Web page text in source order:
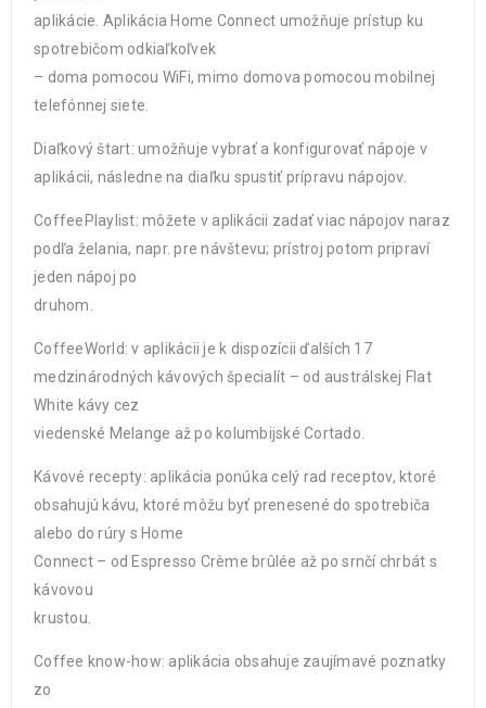
aplikácie. Aplikácia Home Connect umožňuje prístup ku
spotrebičom odkiaľkoľvek
– doma pomocou WiFi, mimo domova pomocou mobilnej
telefónnej siete.
Diaľkový štart: umožňuje vybrať a konfigurovať nápoje v
aplikácii, následne na diaľku spustiť prípravu nápojov.
CoffeePlaylist: môžete v aplikácii zadať viac nápojov naraz
podľa želania, napr. pre návštevu; prístroj potom pripraví
jeden nápoj po
druhom.
CoffeeWorld: v aplikácii je k dispozícii ďalších 17
medzinárodných kávových špecialít – od austrálskej Flat
White kávy cez
viedenské Melange až po kolumbijské Cortado.
Kávové recepty: aplikácia ponúka celý rad receptov, ktoré
obsahujú kávu, ktoré môžu byť prenesené do spotrebiča
alebo do rúry s Home
Connect – od Espresso Crème brûlée až po srnčí chrbát s
kávovou
krustou.
Coffee know-how: aplikácia obsahuje zaujímavé poznatky
zo